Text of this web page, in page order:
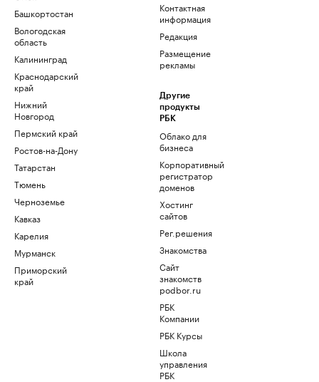
Башкортостан
Вологодская
область
Калининград
Краснодарский
край
Нижний
Новгород
Пермский край
Ростов-на-Дону
Татарстан
Тюмень
Черноземье
Кавказ
Карелия
Мурманск
Приморский
край
Контактная
информация
Редакция
Размещение
рекламы
Другие
продукты
РБК
Облако для
бизнеса
Корпоративный
регистратор
доменов
Хостинг
сайтов
Рег.решения
Знакомства
Сайт
знакомств
podbor.ru
РБК
Компании
РБК Курсы
Школа
управления
РБК